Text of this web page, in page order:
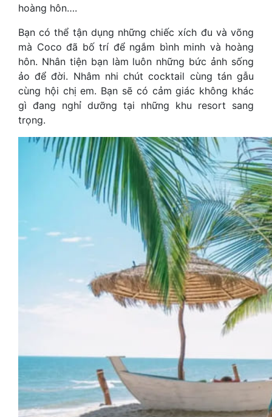
hoàng hôn….
Bạn có thể tận dụng những chiếc xích đu và võng
mà Coco đã bố trí để ngắm bình minh và hoàng
hôn. Nhân tiện bạn làm luôn những bức ảnh sống
ảo để đời. Nhâm nhi chút cocktail cùng tán gẫu
cùng hội chị em. Bạn sẽ có cảm giác không khác
gì đang nghỉ dưỡng tại những khu resort sang
trọng.